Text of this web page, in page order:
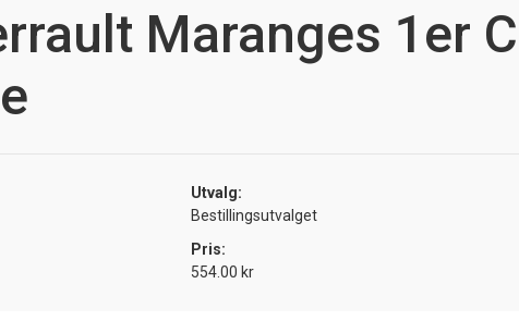
Maranges 1er
Utvalg:
Bestillingsutvalget
Pris:
554.00 kr